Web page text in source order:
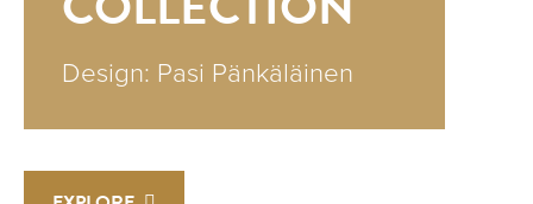
Design: Pasi Pänkäläinen